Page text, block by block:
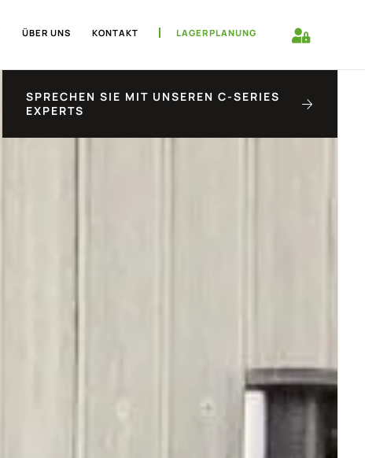
ÜBER UNS KONTAKT LAGERPLANUNG
SPRECHEN SIE MIT UNSEREN C-SERIES
EXPERTS